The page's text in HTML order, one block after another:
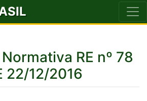
RE nº 78
22/12/2016